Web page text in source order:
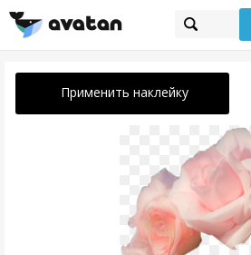
Применить наклейку